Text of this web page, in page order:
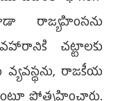
రాజ్యహింసను
చట్టాలకు
రాజకీయ